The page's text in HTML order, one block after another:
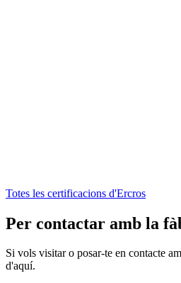
Totes les certificacions d'Ercros
Per contactar amb la
Si vols visitar o posar-te en contacte
d'aquí.